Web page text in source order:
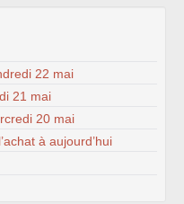
22 mai
21 mai
20 mai
à aujourd’hui